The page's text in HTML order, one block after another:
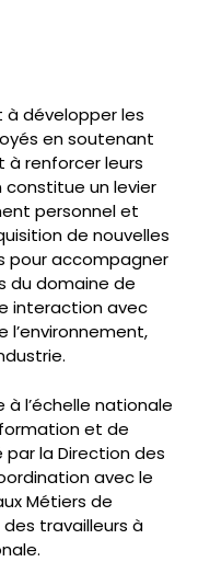
à développer les
en soutenant
à renforcer leurs
un levier
personnel et
de nouvelles
pour accompagner
du domaine de
interaction avec
l’environnement,
à l’échelle nationale
et de
la Direction des
avec le
Métiers de
des travailleurs à